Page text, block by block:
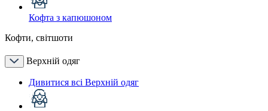
Кофта з капюшоном
Кофти, світшоти
Верхній одяг
Дивитися всі Верхній одяг